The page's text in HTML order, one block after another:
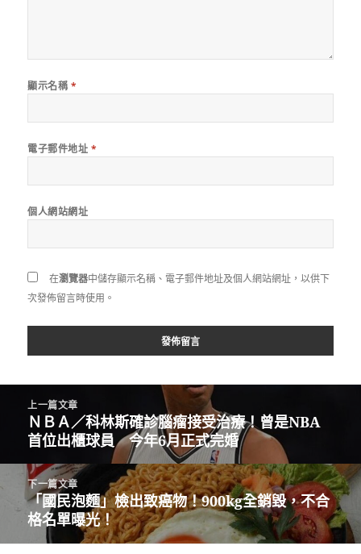
顯示名稱 *
電子郵件地址 *
個人網站網址
在瀏覽器中儲存顯示名稱、電子郵件地址及個人網站網址，以供下
次發佈留言時使用。
上一篇文章
上
一
篇
文
章:
ＮＢＡ／科林斯確診腦瘤接受治療！曾是NBA
首位出櫃球員 今年6月正式完婚
下一篇文章
下
一
篇
「國民泡麵」檢出致癌物！900kg全銷毀，不合
格名單曝光！